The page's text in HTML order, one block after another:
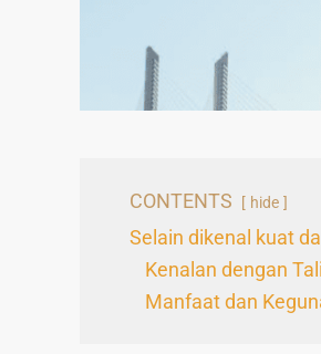
CONTENTS hide
Selain dikenal kuat
Kenalan dengan
Manfaat dan